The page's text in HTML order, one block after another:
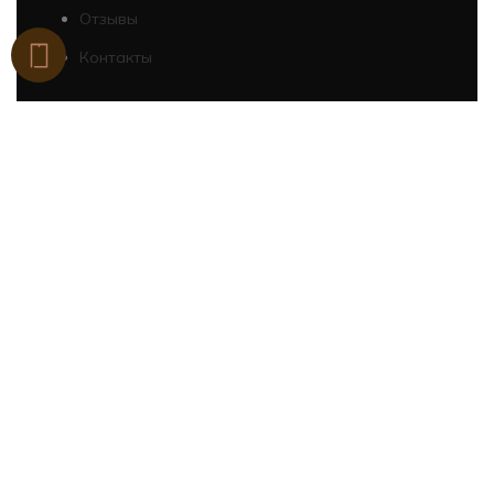
Отзывы
Контакты